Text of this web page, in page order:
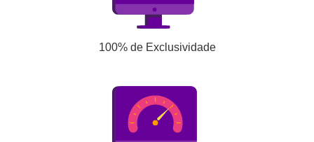
100% de Exclusividade